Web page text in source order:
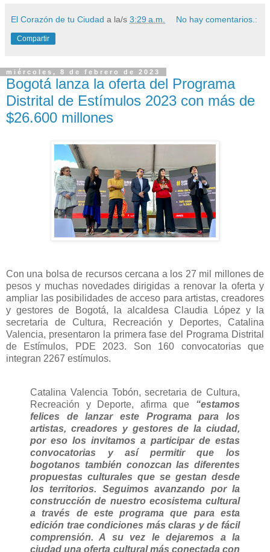
El Corazón de tu Ciudad a la/s 3:29 a.m. No hay comentarios.:
Compartir
miércoles, 8 de febrero de 2023
Bogotá lanza la oferta del Programa
Distrital de Estímulos 2023 con más de
$26.600 millones
Con una bolsa de recursos cercana a los 27 mil millones de
pesos y muchas novedades dirigidas a renovar la oferta y
ampliar las posibilidades de acceso para artistas, creadores
y gestores de Bogotá, la alcaldesa Claudia López y la
secretaria de Cultura, Recreación y Deportes, Catalina
Valencia, presentaron la primera fase del Programa Distrital
de Estímulos, PDE 2023. Son 160 convocatorias que
integran 2267 estímulos.
Catalina Valencia Tobón, secretaria de Cultura,
Recreación y Deporte, afirma que “estamos
felices de lanzar este Programa para los
artistas, creadores y gestores de la ciudad,
por eso los invitamos a participar de estas
convocatorias y así permitir que los
bogotanos también conozcan las diferentes
propuestas culturales que se gestan desde
los territorios. Seguimos avanzando por la
construcción de nuestro ecosistema cultural
a través de este programa que para esta
edición trae condiciones más claras y de fácil
comprensión. A su vez le dejaremos a la
ciudad una oferta cultural más conectada con